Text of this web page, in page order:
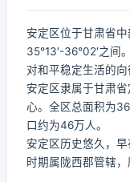
安定区位于甘肃省中
35°13′-36°02′之间
对和平稳定生活的向
安定区隶属于甘肃
心。全区总面积为
口约为46万人。
安定区历史悠久，
时期属陇西郡管辖